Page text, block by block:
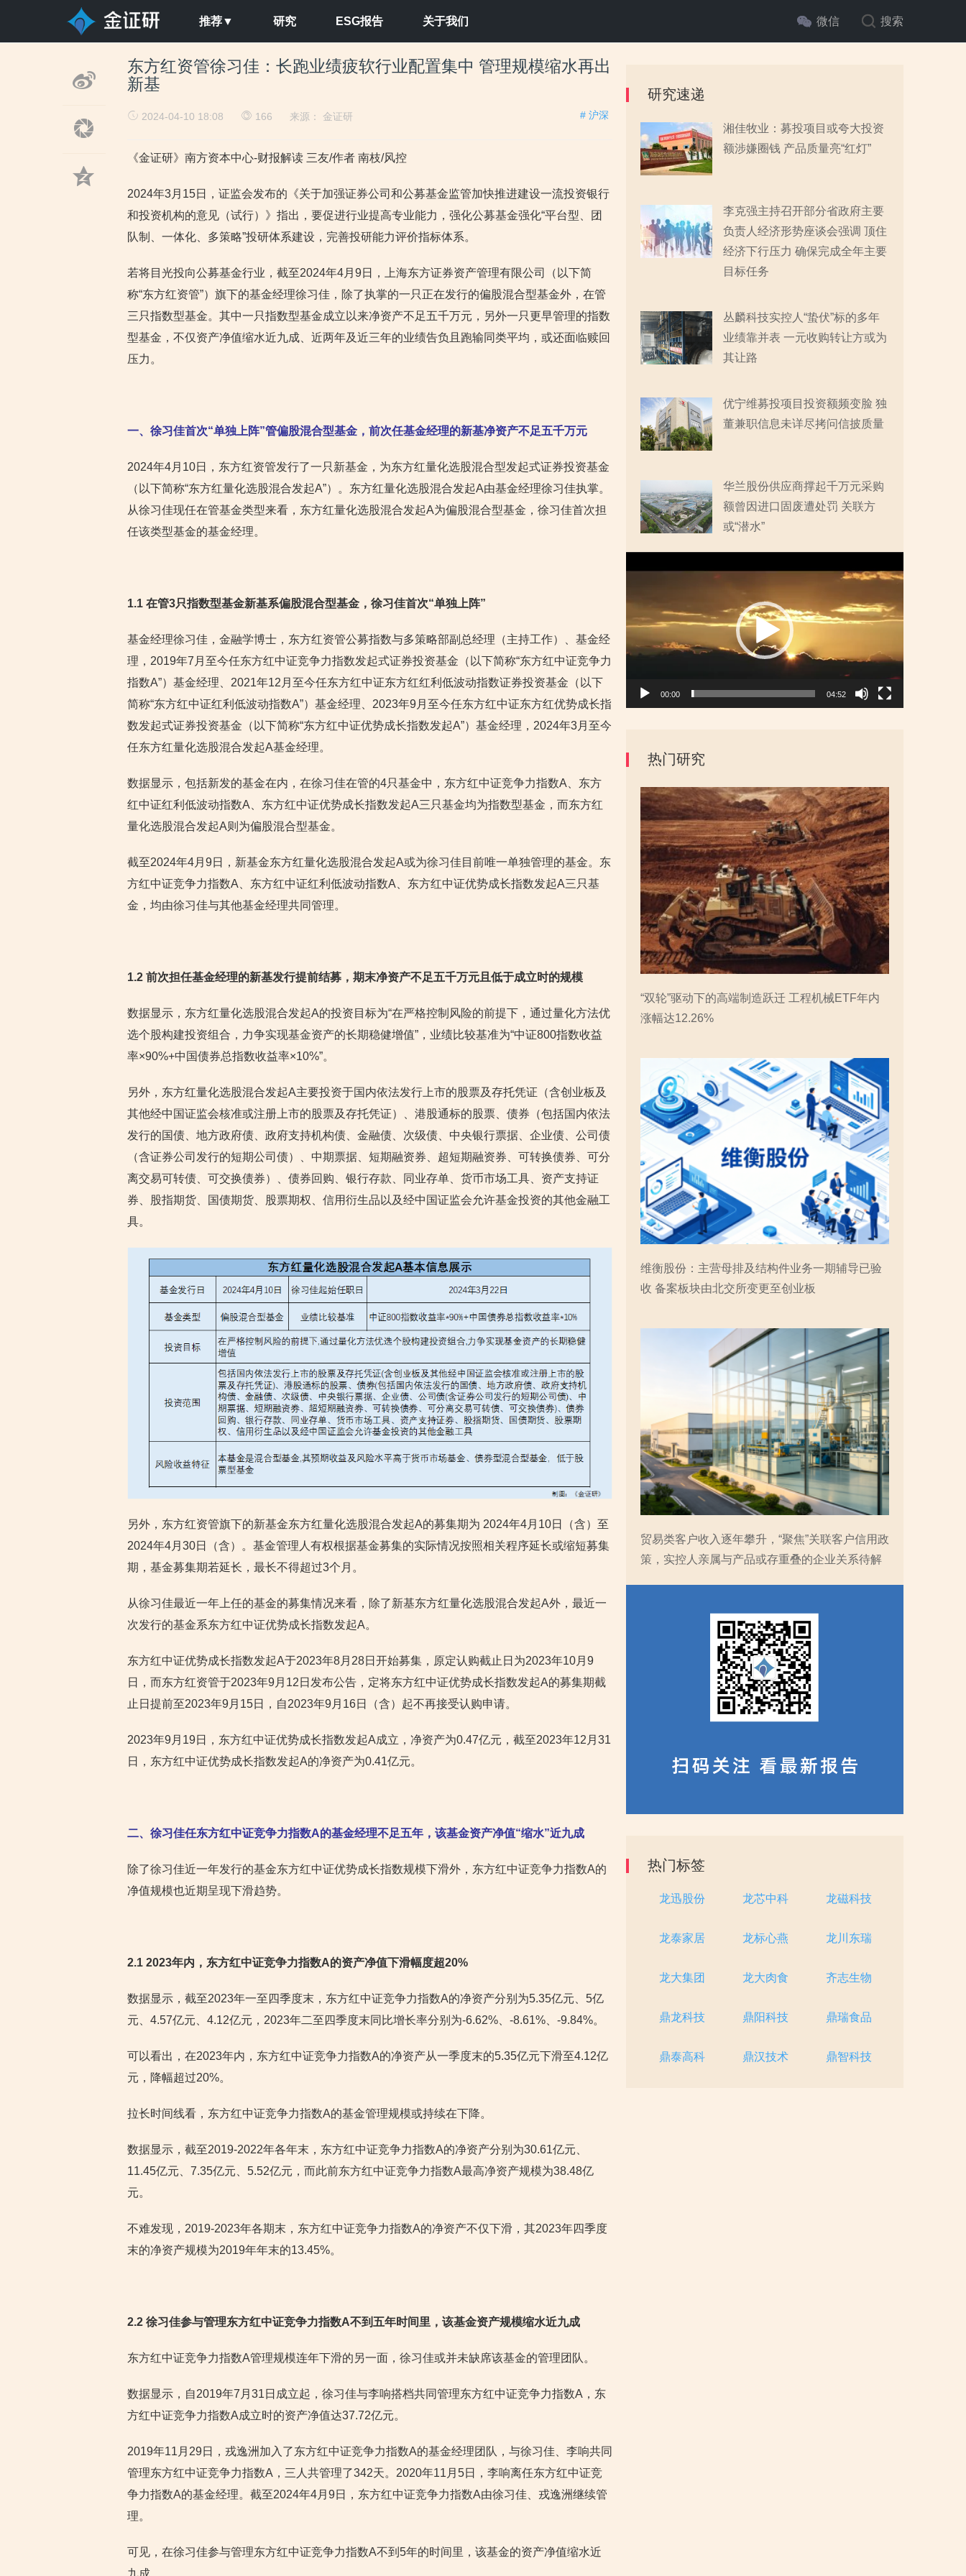
推荐▼ 研究 ESG报告 关于我们 微信 搜索
东方红资管徐习佳：长跑业绩疲软行业配置集中 管理规模缩水再出
新基
# 沪深
2024-04-10 18:08 166 来源： 金证研
《金证研》南方资本中心-财报解读 三友/作者 南枝/风控
2024年3月15日，证监会发布的《关于加强证券公司和公募基金监管加快推进建设一流投资银行
和投资机构的意见（试行）》指出，要促进行业提高专业能力，强化公募基金强化“平台型、团
队制、一体化、多策略”投研体系建设，完善投研能力评价指标体系。
若将目光投向公募基金行业，截至2024年4月9日，上海东方证券资产管理有限公司（以下简
称“东方红资管”）旗下的基金经理徐习佳，除了执掌的一只正在发行的偏股混合型基金外，在管
三只指数型基金。其中一只指数型基金成立以来净资产不足五千万元，另外一只更早管理的指数
型基金，不仅资产净值缩水近九成、近两年及近三年的业绩告负且跑输同类平均，或还面临赎回
压力。
一、徐习佳首次“单独上阵”管偏股混合型基金，前次任基金经理的新基净资产不足五千万元
2024年4月10日，东方红资管发行了一只新基金，为东方红量化选股混合型发起式证券投资基金
（以下简称“东方红量化选股混合发起A”）。东方红量化选股混合发起A由基金经理徐习佳执掌。
从徐习佳现任在管基金类型来看，东方红量化选股混合发起A为偏股混合型基金，徐习佳首次担
任该类型基金的基金经理。
1.1 在管3只指数型基金新基系偏股混合型基金，徐习佳首次“单独上阵”
基金经理徐习佳，金融学博士，东方红资管公募指数与多策略部副总经理（主持工作）、基金经
理，2019年7月至今任东方红中证竞争力指数发起式证券投资基金（以下简称“东方红中证竞争力
指数A”）基金经理、2021年12月至今任东方红中证东方红红利低波动指数证券投资基金（以下
简称“东方红中证红利低波动指数A”）基金经理、2023年9月至今任东方红中证东方红优势成长指
数发起式证券投资基金（以下简称“东方红中证优势成长指数发起A”）基金经理，2024年3月至今
任东方红量化选股混合发起A基金经理。
数据显示，包括新发的基金在内，在徐习佳在管的4只基金中，东方红中证竞争力指数A、东方
红中证红利低波动指数A、东方红中证优势成长指数发起A三只基金均为指数型基金，而东方红
量化选股混合发起A则为偏股混合型基金。
截至2024年4月9日，新基金东方红量化选股混合发起A或为徐习佳目前唯一单独管理的基金。东
方红中证竞争力指数A、东方红中证红利低波动指数A、东方红中证优势成长指数发起A三只基
金，均由徐习佳与其他基金经理共同管理。
1.2 前次担任基金经理的新基发行提前结募，期末净资产不足五千万元且低于成立时的规模
数据显示，东方红量化选股混合发起A的投资目标为“在严格控制风险的前提下，通过量化方法优
选个股构建投资组合，力争实现基金资产的长期稳健增值”，业绩比较基准为“中证800指数收益
率×90%+中国债券总指数收益率×10%”。
另外，东方红量化选股混合发起A主要投资于国内依法发行上市的股票及存托凭证（含创业板及
其他经中国证监会核准或注册上市的股票及存托凭证）、港股通标的股票、债券（包括国内依法
发行的国债、地方政府债、政府支持机构债、金融债、次级债、中央银行票据、企业债、公司债
（含证券公司发行的短期公司债）、中期票据、短期融资券、超短期融资券、可转换债券、可分
离交易可转债、可交换债券）、债券回购、银行存款、同业存单、货币市场工具、资产支持证
券、股指期货、国债期货、股票期权、信用衍生品以及经中国证监会允许基金投资的其他金融工
具。
另外，东方红资管旗下的新基金东方红量化选股混合发起A的募集期为 2024年4月10日（含）至
2024年4月30日（含）。基金管理人有权根据基金募集的实际情况按照相关程序延长或缩短募集
期，基金募集期若延长，最长不得超过3个月。
从徐习佳最近一年上任的基金的募集情况来看，除了新基东方红量化选股混合发起A外，最近一
次发行的基金系东方红中证优势成长指数发起A。
东方红中证优势成长指数发起A于2023年8月28日开始募集，原定认购截止日为2023年10月9
日，而东方红资管于2023年9月12日发布公告，定将东方红中证优势成长指数发起A的募集期截
止日提前至2023年9月15日，自2023年9月16日（含）起不再接受认购申请。
2023年9月19日，东方红中证优势成长指数发起A成立，净资产为0.47亿元，截至2023年12月31
日，东方红中证优势成长指数发起A的净资产为0.41亿元。
二、徐习佳任东方红中证竞争力指数A的基金经理不足五年，该基金资产净值“缩水”近九成
除了徐习佳近一年发行的基金东方红中证优势成长指数规模下滑外，东方红中证竞争力指数A的
净值规模也近期呈现下滑趋势。
2.1 2023年内，东方红中证竞争力指数A的资产净值下滑幅度超20%
数据显示，截至2023年一至四季度末，东方红中证竞争力指数A的净资产分别为5.35亿元、5亿
元、4.57亿元、4.12亿元，2023年二至四季度末同比增长率分别为-6.62%、-8.61%、-9.84%。
可以看出，在2023年内，东方红中证竞争力指数A的净资产从一季度末的5.35亿元下滑至4.12亿
元，降幅超过20%。
拉长时间线看，东方红中证竞争力指数A的基金管理规模或持续在下降。
数据显示，截至2019-2022年各年末，东方红中证竞争力指数A的净资产分别为30.61亿元、
11.45亿元、7.35亿元、5.52亿元，而此前东方红中证竞争力指数A最高净资产规模为38.48亿
元。
不难发现，2019-2023年各期末，东方红中证竞争力指数A的净资产不仅下滑，其2023年四季度
末的净资产规模为2019年年末的13.45%。
2.2 徐习佳参与管理东方红中证竞争力指数A不到五年时间里，该基金资产规模缩水近九成
东方红中证竞争力指数A管理规模连年下滑的另一面，徐习佳或并未缺席该基金的管理团队。
数据显示，自2019年7月31日成立起，徐习佳与李响搭档共同管理东方红中证竞争力指数A，东
方红中证竞争力指数A成立时的资产净值达37.72亿元。
2019年11月29日，戎逸洲加入了东方红中证竞争力指数A的基金经理团队，与徐习佳、李响共同
管理东方红中证竞争力指数A，三人共管理了342天。2020年11月5日，李响离任东方红中证竞
争力指数A的基金经理。截至2024年4月9日，东方红中证竞争力指数A由徐习佳、戎逸洲继续管
理。
可见，在徐习佳参与管理东方红中证竞争力指数A不到5年的时间里，该基金的资产净值缩水近
研究速递
湘佳牧业：募投项目或夸大投资
额涉嫌圈钱 产品质量亮“红灯”
李克强主持召开部分省政府主要
负责人经济形势座谈会强调 顶住
经济下行压力 确保完成全年主要
目标任务
丛麟科技实控人“蛰伏”标的多年
业绩靠并表 一元收购转让方或为
其让路
优宁维募投项目投资额频变脸 独
董兼职信息未详尽拷问信披质量
华兰股份供应商撑起千万元采购
额曾因进口固废遭处罚 关联方
或“潜水”
频
放
器
00:00 04:52
热门研究
“双轮”驱动下的高端制造跃迁 工程机械ETF年内
涨幅达12.26%
维衡股份：主营母排及结构件业务一期辅导已验
收 备案板块由北交所变更至创业板
贸易类客户收入逐年攀升，“聚焦”关联客户信用政
策，实控人亲属与产品或存重叠的企业关系待解
热门标签
龙迅股份 龙芯中科 龙磁科技
龙泰家居 龙标心燕 龙川东瑞
龙大集团 龙大肉食 齐志生物
鼎龙科技 鼎阳科技 鼎瑞食品
鼎泰高科 鼎汉技术 鼎智科技